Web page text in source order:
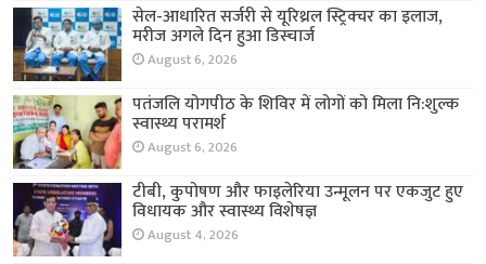
सेल-आधारित सर्जरी से यूरिथ्रल स्ट्रिक्चर का इलाज,
मरीज अगले दिन हुआ डिस्चार्ज
August 6, 2026
पतंजलि योगपीठ के शिविर में लोगों को मिला नि:शुल्क
स्वास्थ्य परामर्श
August 6, 2026
टीबी, कुपोषण और फाइलेरिया उन्मूलन पर एकजुट हुए
विधायक और स्वास्थ्य विशेषज्ञ
August 4, 2026